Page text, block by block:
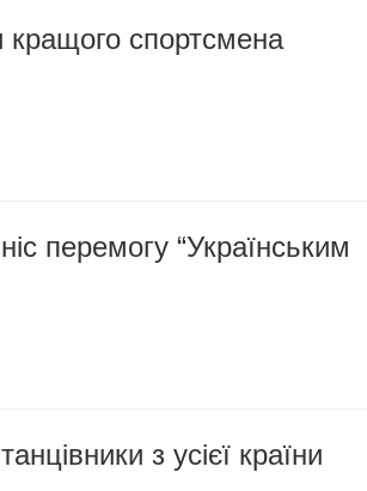
спортсмена
перемогу “Українським
з усієї країни